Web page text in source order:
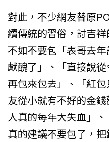
對此，不少網友替原
續傳統的習俗，討吉祥
不如不要包「表哥去
獻醜了」、「直接說
再包來包去」、「紅
友從小就有不好的金
人真的每年大失血」
真的建議不要包了，